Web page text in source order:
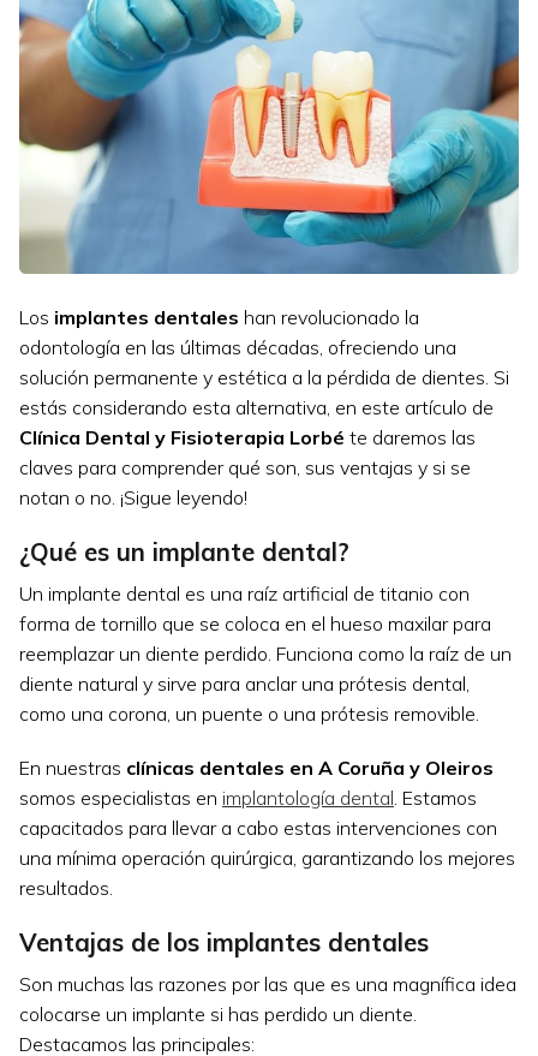
Los implantes dentales han revolucionado la
odontología en las últimas décadas, ofreciendo una
solución permanente y estética a la pérdida de dientes. Si
estás considerando esta alternativa, en este artículo de
Clínica Dental y Fisioterapia Lorbé te daremos las
claves para comprender qué son, sus ventajas y si se
notan o no. ¡Sigue leyendo!
¿Qué es un implante dental?
Un implante dental es una raíz artificial de titanio con
forma de tornillo que se coloca en el hueso maxilar para
reemplazar un diente perdido. Funciona como la raíz de un
diente natural y sirve para anclar una prótesis dental,
como una corona, un puente o una prótesis removible.
En nuestras clínicas dentales en A Coruña y Oleiros
somos especialistas en implantología dental . Estamos
capacitados para llevar a cabo estas intervenciones con
una mínima operación quirúrgica, garantizando los mejores
resultados.
Ventajas de los implantes dentales
Son muchas las razones por las que es una magnífica idea
colocarse un implante si has perdido un diente.
Destacamos las principales: